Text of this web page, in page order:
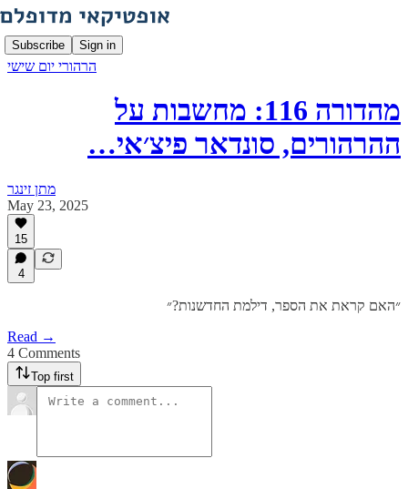
Subscribe Sign in
הרהורי יום שישי
מהדורה 116: מחשבות על
ההרהורים, סונדאר פיצ׳אי…
מתן זינגר
May 23, 2025
15
4
״האם קראת את הספר, דילמת החדשנות?״
Read →
4 Comments
Top first